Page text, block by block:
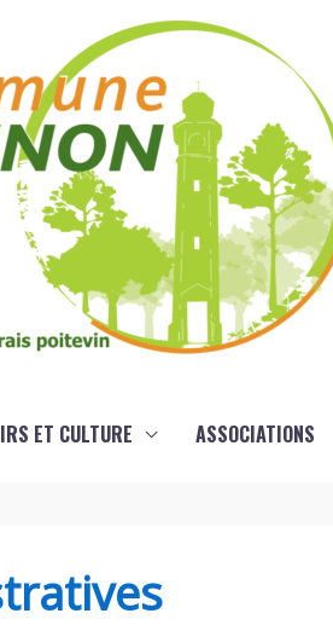
ET CULTURE ASSOCIATIONS